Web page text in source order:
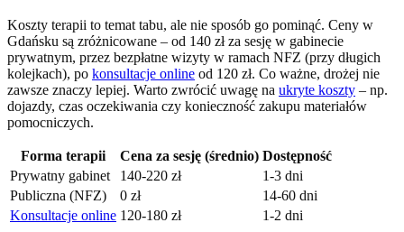
Koszty terapii to temat tabu, ale nie sposób go pominąć. Ceny w
Gdańsku są zróżnicowane – od 140 zł za sesję w gabinecie
prywatnym, przez bezpłatne wizyty w ramach NFZ (przy długich
kolejkach), po konsultacje online od 120 zł. Co ważne, drożej nie
zawsze znaczy lepiej. Warto zwrócić uwagę na ukryte koszty – np.
dojazdy, czas oczekiwania czy konieczność zakupu materiałów
pomocniczych.
Forma terapii Cena za sesję (średnio) Dostępność
Prywatny gabinet
140-220 zł
1-3 dni
Publiczna (NFZ)
0 zł
14-60 dni
Konsultacje online 120-180 zł 1-2 dni